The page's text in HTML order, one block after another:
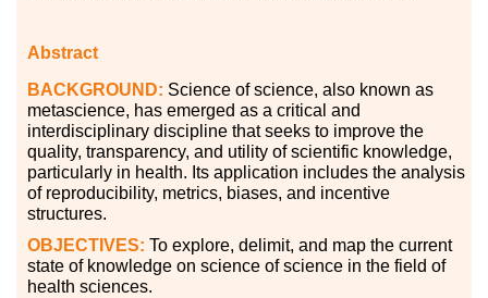
Abstract
BACKGROUND: Science of science, also known as
metascience, has emerged as a critical and
interdisciplinary discipline that seeks to improve the
quality, transparency, and utility of scientific knowledge,
particularly in health. Its application includes the analysis
of reproducibility, metrics, biases, and incentive
structures.
OBJECTIVES: To explore, delimit, and map the current
state of knowledge on science of science in the field of
health sciences.